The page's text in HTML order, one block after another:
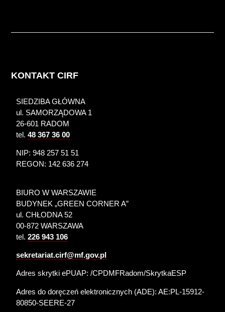
KONTAKT CIRF
SIEDZIBA GŁÓWNA
ul. SAMORZĄDOWA 1
26-601 RADOM
tel.48 367 36 00
NIP: 948 257 51 51
REGON: 142 636 274
BIURO W WARSZAWIE
BUDYNEK „GREEN CORNER A”
ul. CHŁODNA 52
00-872 WARSZAWA
tel.226 943 106
sekretariat.cirf@mf.gov.pl
Adres skrytki ePUAP: /CPDMFRadom/SkrytkaESP
Adres do doręczeń elektronicznych (ADE):AE:PL-15912-
80850-SEERE-27